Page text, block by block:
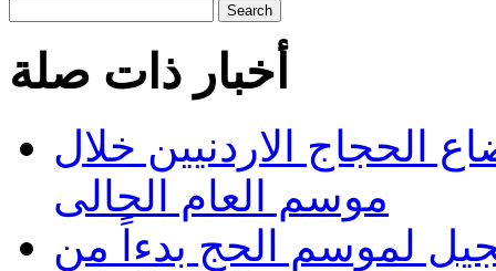
Search
أخبار ذات صلة
الحجاج الاردنيين خلال
موسم العام الحالى
لموسم الحج بدءاً من